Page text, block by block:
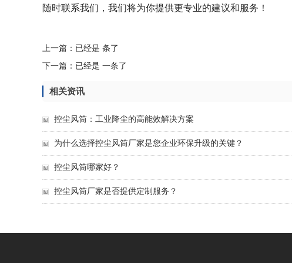
随时联系我们，我们将为你提供更专业的建议和服务！
上一篇：已经是 条了
下一篇：已经是 一条了
相关资讯
控尘风筒：工业降尘的高能效解决方案
为什么选择控尘风筒厂家是您企业环保升级的关键？
控尘风筒哪家好？
控尘风筒厂家是否提供定制服务？